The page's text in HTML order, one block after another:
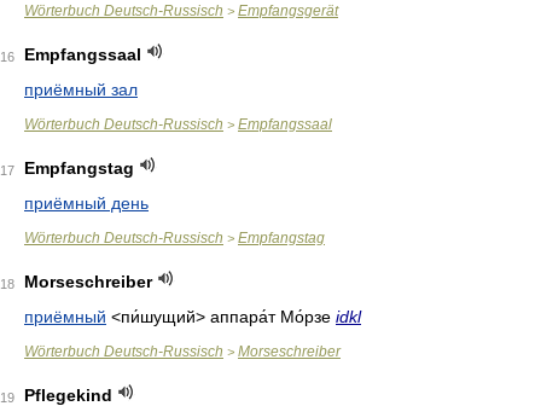
Wörterbuch Deutsch-Russisch > Empfangsgerät
16
Empfangssaal
приёмный зал
Wörterbuch Deutsch-Russisch > Empfangssaal
17
Empfangstag
приёмный день
Wörterbuch Deutsch-Russisch > Empfangstag
18
Morseschreiber
приёмный <пи́шущий> аппара́т Мо́рзе idkl
Wörterbuch Deutsch-Russisch > Morseschreiber
19
Pflegekind